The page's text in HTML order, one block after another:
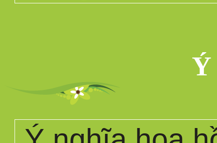
Ý